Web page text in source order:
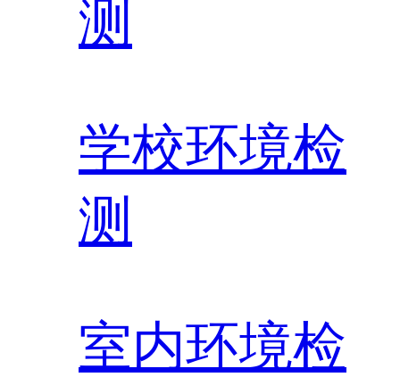
测
学校环境检
测
室内环境检